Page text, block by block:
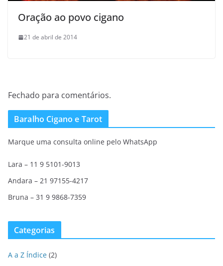
Oração ao povo cigano
21 de abril de 2014
Fechado para comentários.
Baralho Cigano e Tarot
Marque uma consulta online pelo WhatsApp
Lara – 11 9 5101-9013
Andara – 21 97155-4217
Bruna – 31 9 9868-7359
Categorias
A a Z Índice (2)